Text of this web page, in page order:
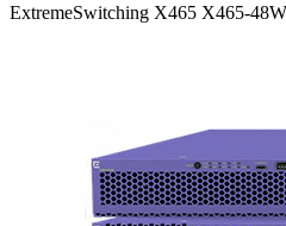
ExtremeSwitching X465 X465-